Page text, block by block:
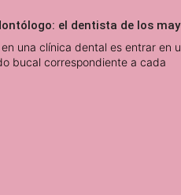
el dentista de los
en una clínica dental es entrar en
bucal correspondiente a cada